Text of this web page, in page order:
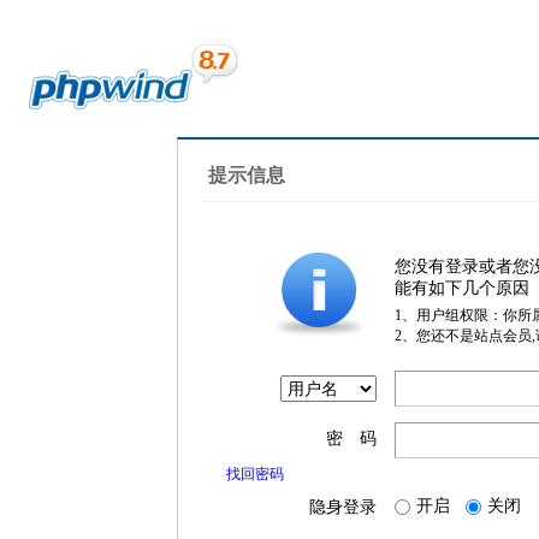
提示信息
您没有登录或者您
能有如下几个原因
1、用户组权限：你所
2、您还不是站点会员
密 码
找回密码
隐身登录 开启 关闭